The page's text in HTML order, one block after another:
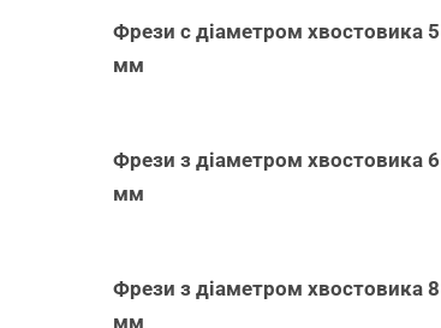
Фрези с діаметром хвостовика 5
мм
Фрези з діаметром хвостовика 6
мм
Фрези з діаметром хвостовика 8
мм